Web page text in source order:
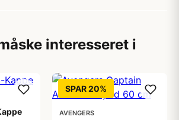
interesseret i
SPAR 20%
AVENGERS